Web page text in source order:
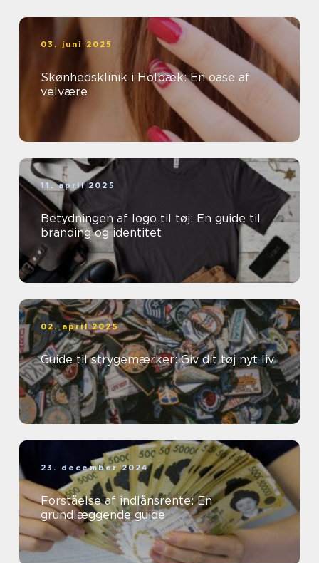
03. juni 2025
Skønhedsklinik i Holbæk: En oase af
velvære
11. april 2025
Betydningen af logo til tøj: En guide til
branding og identitet
02. april 2025
Guide til strygemærker: Giv dit tøj nyt liv
23. december 2024
Forståelse af indlånsrente: En
grundlæggende guide